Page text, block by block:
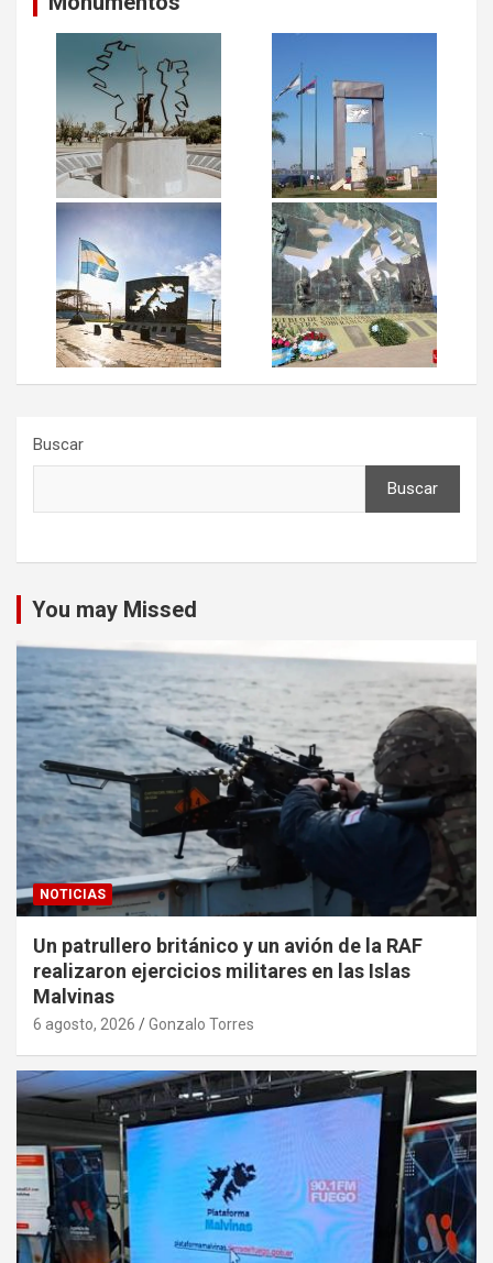
Buscar
Buscar
You may Missed
NOTICIAS
Un patrullero británico y un avión de la RAF
realizaron ejercicios militares en las Islas
Malvinas
6 agosto, 2026 Gonzalo Torres